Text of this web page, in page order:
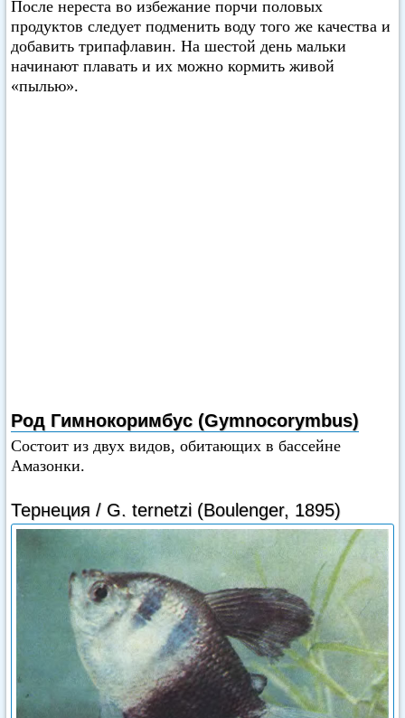
После нереста во избежание порчи половых
продуктов следует подменить воду того же качества и
добавить трипафлавин. На шестой день мальки
начинают плавать и их можно кормить живой
«пылью».
Род Гимнокоримбус (Gymnocorymbus)
Состоит из двух видов, обитающих в бассейне
Амазонки.
Тернеция / G. ternetzi (Boulenger, 1895)